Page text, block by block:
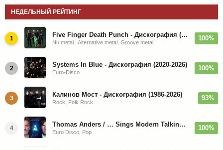
НЕДЕЛЬНЫЙ РЕЙТИНГ
1 Five Finger Death Punch - Дискография (2008-2026)
Nu metal , Alternative metal, Groove metal
100%
2 Systems In Blue - Дискография (2020-2026)
Euro-Disco
100%
3 Калинов Мост - Дискография (1986-2026)
Rock, Folk Rock
93%
4 Thomas Anders / … Sings Modern Talking: The Best hi-res
Euro Disco, Pop
100%